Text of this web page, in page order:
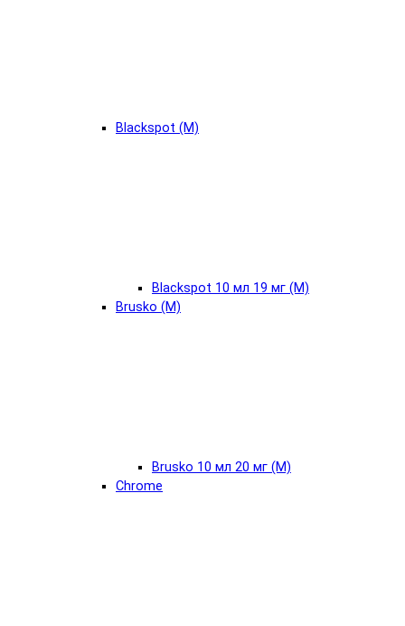
Blackspot (М)
Blackspot 10 мл 19 мг (М)
Brusko (М)
Brusko 10 мл 20 мг (М)
Chrome